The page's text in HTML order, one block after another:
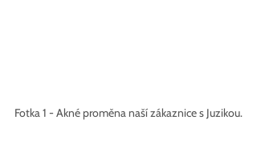
Fotka 1 - Akné proměna naší zákaznice s Juzikou.